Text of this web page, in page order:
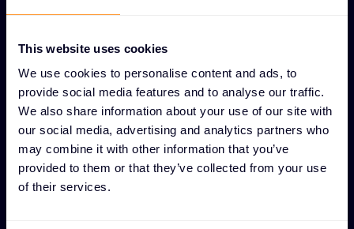
This website uses cookies
We use cookies to personalise content and ads, to
provide social media features and to analyse our traffic.
We also share information about your use of our site with
our social media, advertising and analytics partners who
may combine it with other information that you’ve
provided to them or that they’ve collected from your use
of their services.
Vyhľadávanie hrozieb a forenzná analýza -
základných príčin a pochopenie modelov
útokov
Škálovateľné modely nasadenia -Flexibilné
možnosti pre lokálne, cloudové alebo hybridné
infraštruktúry
Prevádzková odolnosť -